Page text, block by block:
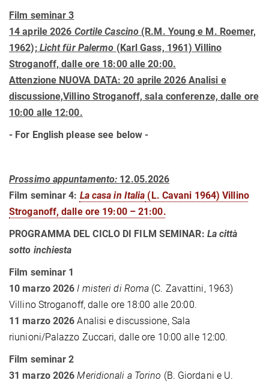
Film seminar 3
14 aprile 2026 Cortile Cascino (R.M. Young e M. Roemer,
1962); Licht für Palermo (Karl Gass, 1961) Villino
Stroganoff, dalle ore 18:00 alle 20:00.
Attenzione NUOVA DATA: 20 aprile 2026Analisi e
discussione,Villino Stroganoff, sala conferenze, dalle ore
10:00 alle 12:00.
- For English please see below -
Prossimo appuntamento: 12.05.2026
Film seminar 4: La casa in Italia (L. Cavani 1964) Villino
Stroganoff, dalle ore 19:00 – 21:00.
PROGRAMMA DEL CICLO DI FILM SEMINAR: La città
sotto inchiesta
Film seminar 1
10 marzo 2026I misteri di Roma (C. Zavattini, 1963)
Villino Stroganoff, dalle ore 18:00 alle 20:00.
11 marzo 2026 Analisi e discussione, Sala
riunioni/Palazzo Zuccari, dalle ore 10:00 alle 12:00.
Film seminar 2
31 marzo 2026 Meridionali a Torino (B. Giordani e U.